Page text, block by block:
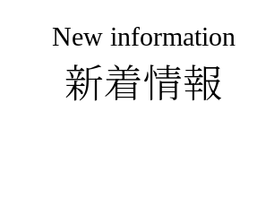
New information
新着情報